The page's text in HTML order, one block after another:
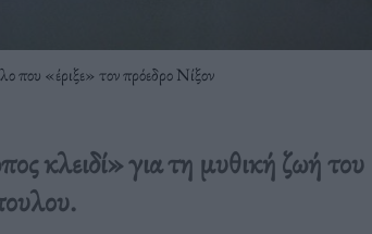
που «έριξε» τον πρόεδρο Νίξον
κλειδί» για τη μυθική ζωή του